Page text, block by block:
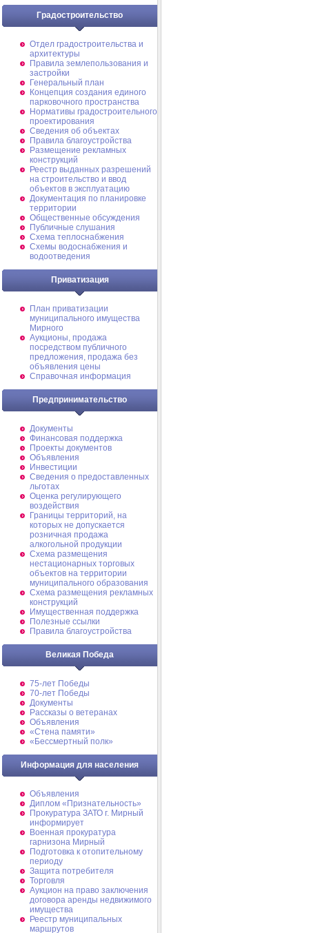
Градостроительство
Отдел градостроительства и
архитектуры
Правила землепользования и
застройки
Генеральный план
Концепция создания единого
парковочного пространства
Нормативы градостроительного
проектирования
Сведения об объектах
Правила благоустройства
Размещение рекламных
конструкций
Реестр выданных разрешений
на строительство и ввод
объектов в эксплуатацию
Документация по планировке
территории
Общественные обсуждения
Публичные слушания
Схема теплоснабжения
Схемы водоснабжения и
водоотведения
Приватизация
План приватизации
муниципального имущества
Мирного
Аукционы, продажа
посредством публичного
предложения, продажа без
объявления цены
Справочная информация
Предпринимательство
Документы
Финансовая поддержка
Проекты документов
Объявления
Инвестиции
Сведения о предоставленных
льготах
Оценка регулирующего
воздействия
Границы территорий, на
которых не допускается
розничная продажа
алкогольной продукции
Схема размещения
нестационарных торговых
объектов на территории
муниципального образования
Схема размещения рекламных
конструкций
Имущественная поддержка
Полезные ссылки
Правила благоустройства
Великая Победа
75-лет Победы
70-лет Победы
Документы
Рассказы о ветеранах
Объявления
«Стена памяти»
«Бессмертный полк»
Информация для населения
Объявления
Диплом «Признательность»
Прокуратура ЗАТО г. Мирный
информирует
Военная прокуратура
гарнизона Мирный
Подготовка к отопительному
периоду
Защита потребителя
Торговля
Аукцион на право заключения
договора аренды недвижимого
имущества
Реестр муниципальных
маршрутов